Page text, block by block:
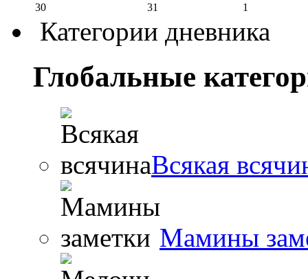
30
31 1
Категории дневника
Глобальные
Всякая
Мамины